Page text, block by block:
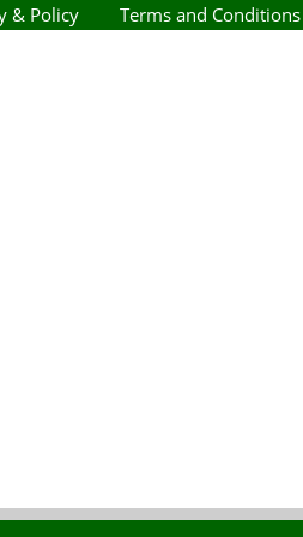
& Policy Terms and Conditions